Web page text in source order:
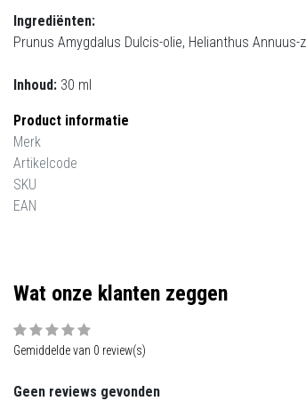
Ingrediënten:
Prunus Amygdalus Dulcis-olie, Helianthus
Inhoud: 30 ml
Product informatie
Merk
Artikelcode
SKU
EAN
Wat onze klanten zeggen
Gemiddelde van 0 review(s)
Geen reviews gevonden